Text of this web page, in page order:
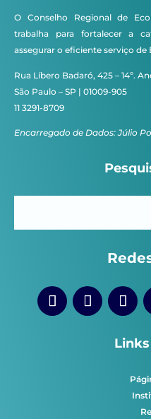
O Conselho Regional de
trabalha para fortalecer a
assegurar o eficiente serviço
Rua Líbero Badaró, 425 – 14º.
São Paulo – SP | 01009-905
11 3291-8709
Encarregado de Dados: Júlio